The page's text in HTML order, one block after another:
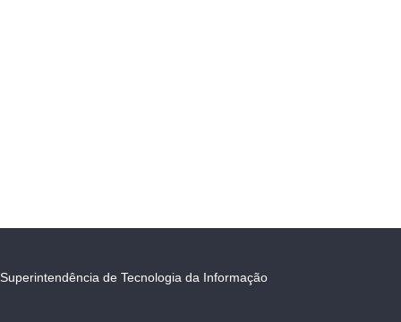
Superintendência de Tecnologia da Informação